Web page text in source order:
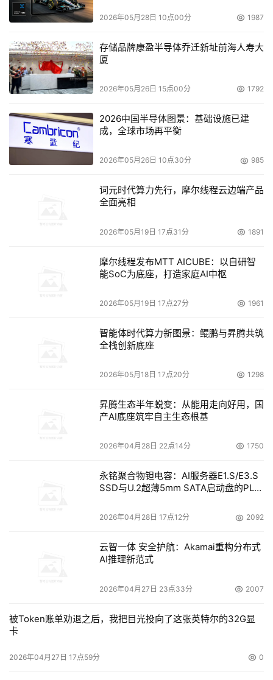
2026年05月28日 10点00分 1987
存储品牌康盈半导体乔迁新址前海人寿大
厦
2026年05月26日 15点00分 1792
2026中国半导体图景：基础设施已建
成，全球市场再平衡
2026年05月26日 10点30分 985
词元时代算力先行，摩尔线程云边端产品
全面亮相
2026年05月19日 17点31分 1891
摩尔线程发布MTT AICUBE：以自研智
能SoC为底座，打造家庭AI中枢
2026年05月19日 17点27分 1961
智能体时代算力新图景：鲲鹏与昇腾共筑
全栈创新底座
2026年05月18日 17点20分 1298
昇腾生态半年蜕变：从能用走向好用，国
产AI底座筑牢自主生态根基
2026年04月28日 22点14分 1750
永铭聚合物钽电容：AI服务器E1.S/E3.S
SSD与U.2超薄5mm SATA启动盘的PLP
2026年04月28日 17点12分 2092
云智一体 安全护航：Akamai重构分布式
AI推理新范式
2026年04月27日 23点33分 2007
被Token账单劝退之后，我把目光投向了这张英特尔的32G显
卡
2026年04月27日 17点59分 0